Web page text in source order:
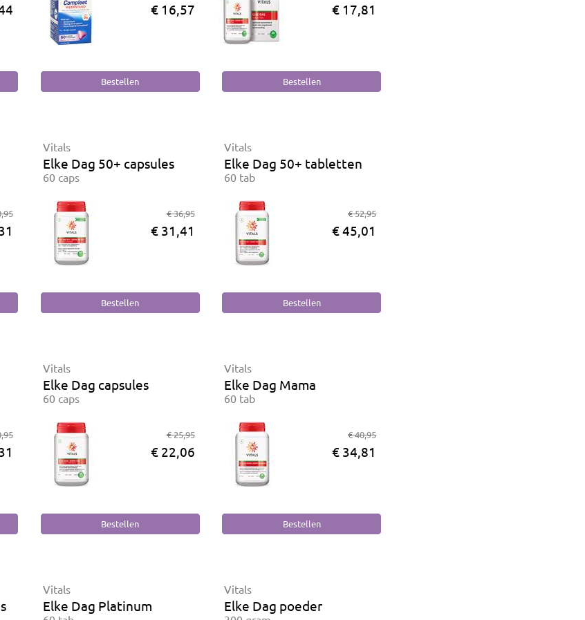
€ 16,57 € 17,81
Vitals
Elke Dag 50+ capsules
60 caps
€ 36,95
€ 31,41
Vitals
Elke Dag 50+ tabletten
60 tab
€ 52,95
€ 45,01
Vitals
Elke Dag capsules
60 caps
€ 25,95
€ 22,06
Vitals
Elke Dag Mama
60 tab
€ 40,95
€ 34,81
Vitals
Elke Dag Platinum
Vitals
Elke Dag poeder